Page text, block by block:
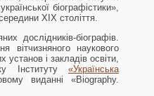
біографістики»,
ХІХ століття.
дослідників-біографів.
вітчизняного наукового
установ і закладів освіти,
Інституту «Українська
виданні «Biography.